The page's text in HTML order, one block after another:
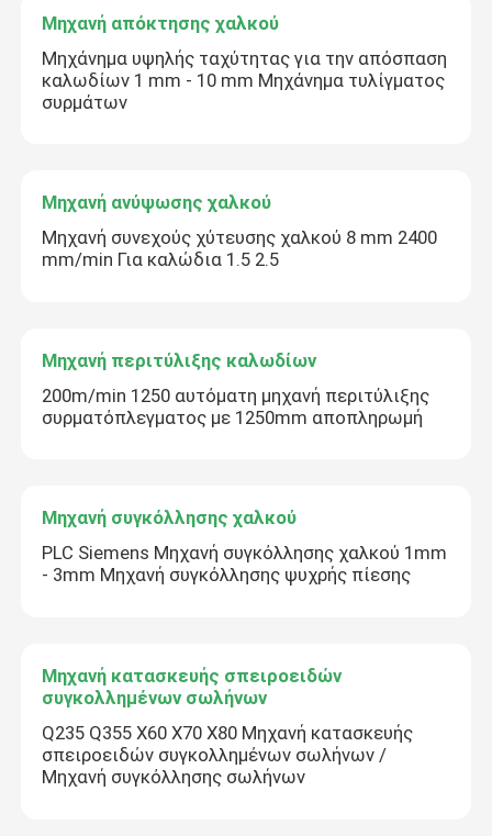
Μηχανή απόκτησης χαλκού
Μηχάνημα υψηλής ταχύτητας για την απόσπαση
καλωδίων 1 mm - 10 mm Μηχάνημα τυλίγματος
συρμάτων
Μηχανή ανύψωσης χαλκού
Μηχανή συνεχούς χύτευσης χαλκού 8 mm 2400
mm/min Για καλώδια 1.5 2.5
Μηχανή περιτύλιξης καλωδίων
200m/min 1250 αυτόματη μηχανή περιτύλιξης
συρματόπλεγματος με 1250mm αποπληρωμή
Μηχανή συγκόλλησης χαλκού
PLC Siemens Μηχανή συγκόλλησης χαλκού 1mm
- 3mm Μηχανή συγκόλλησης ψυχρής πίεσης
Μηχανή κατασκευής σπειροειδών
συγκολλημένων σωλήνων
Q235 Q355 X60 X70 X80 Μηχανή κατασκευής
σπειροειδών συγκολλημένων σωλήνων /
Μηχανή συγκόλλησης σωλήνων